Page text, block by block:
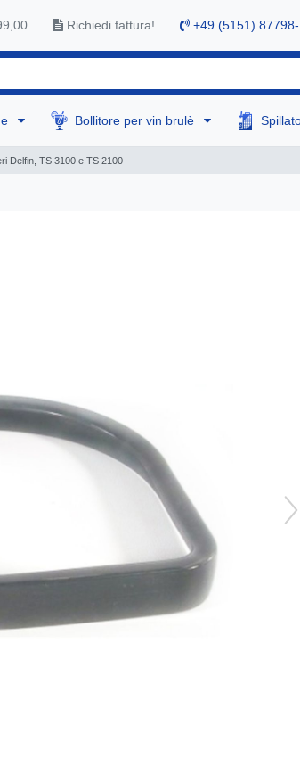
Richiedi fattura! +49 (5151)
Bollitore per vin brulè
Delfin, TS 3100 e TS 2100